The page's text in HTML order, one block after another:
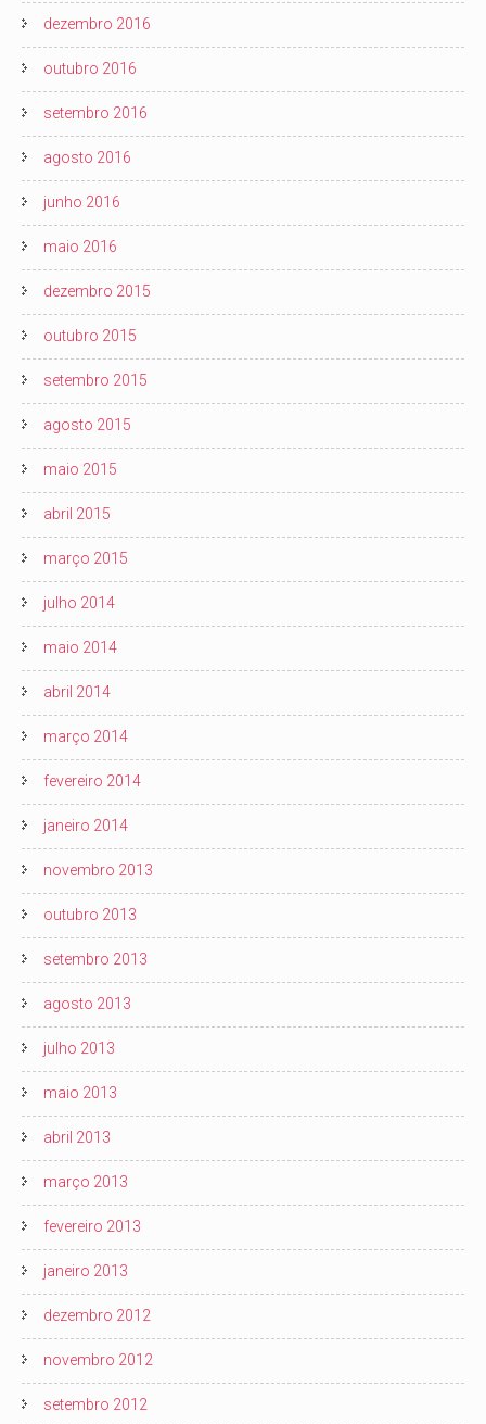
dezembro 2016
outubro 2016
setembro 2016
agosto 2016
junho 2016
maio 2016
dezembro 2015
outubro 2015
setembro 2015
agosto 2015
maio 2015
abril 2015
março 2015
julho 2014
maio 2014
abril 2014
março 2014
fevereiro 2014
janeiro 2014
novembro 2013
outubro 2013
setembro 2013
agosto 2013
julho 2013
maio 2013
abril 2013
março 2013
fevereiro 2013
janeiro 2013
dezembro 2012
novembro 2012
setembro 2012